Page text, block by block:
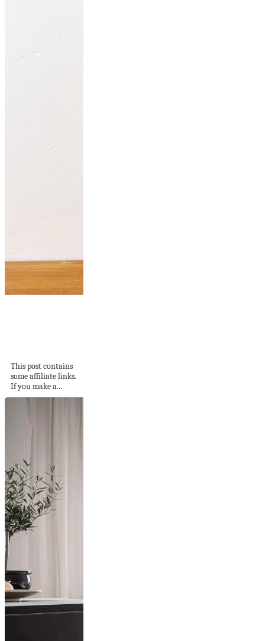
This post contains
some affiliate links.
If you make a...